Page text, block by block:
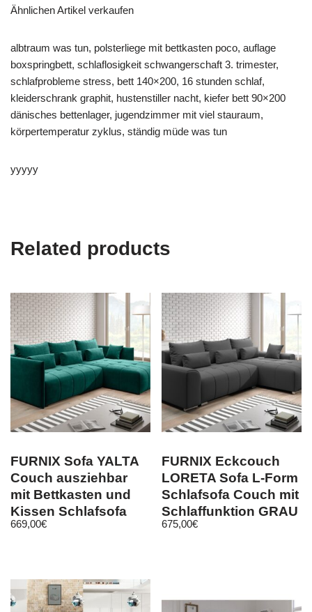
Ähnlichen Artikel verkaufen
albtraum was tun, polsterliege mit bettkasten poco, auflage
boxspringbett, schlaflosigkeit schwangerschaft 3. trimester,
schlafprobleme stress, bett 140×200, 16 stunden schlaf,
kleiderschrank graphit, hustenstiller nacht, kiefer bett 90×200
dänisches bettenlager, jugendzimmer mit viel stauraum,
körpertemperatur zyklus, ständig müde was tun
yyyyy
Related products
FURNIX Sofa YALTA
Couch ausziehbar
mit Bettkasten und
Kissen Schlafsofa
MH 37
669,00€
FURNIX Eckcouch
LORETA Sofa L-Form
Schlafsofa Couch mit
Schlaffunktion GRAU
MT99
675,00€